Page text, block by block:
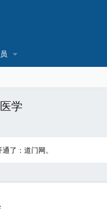
学
了：道门网。